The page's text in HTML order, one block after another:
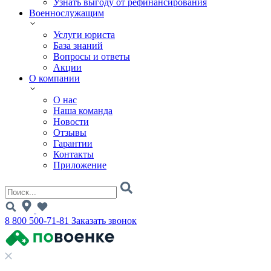
Узнать выгоду от рефинансирования
Военнослужащим
Услуги юриста
База знаний
Вопросы и ответы
Акции
О компании
О нас
Наша команда
Новости
Отзывы
Гарантии
Контакты
Приложение
8 800 500-71-81 Заказать звонок